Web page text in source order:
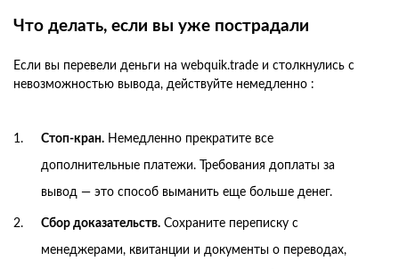
Что делать, если вы уже пострадали
Если вы перевели деньги на webquik.trade и столкнулись с
невозможностью вывода, действуйте немедленно :
Стоп-кран. Немедленно прекратите все
дополнительные платежи. Требования доплаты за
вывод — это способ выманить еще больше денег.
Сбор доказательств. Сохраните переписку с
менеджерами, квитанции и документы о переводах,